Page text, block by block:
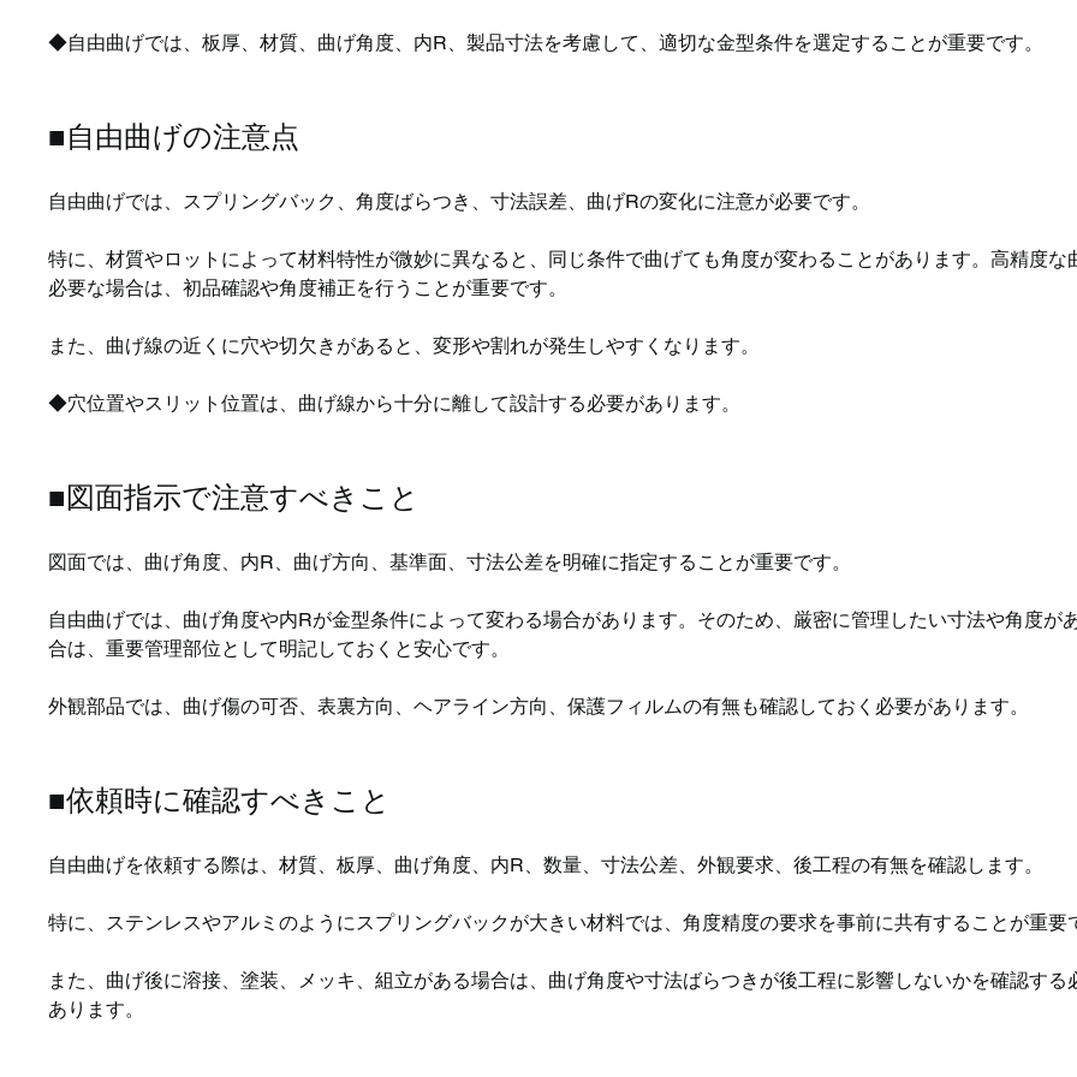
◆自由曲げでは、板厚、材質、曲げ角度、内R、製品寸法を考慮して、適切な金型条件を選定することが重要です。
■自由曲げの注意点
自由曲げでは、スプリングバック、角度ばらつき、寸法誤差、曲げRの変化に注意が必要です。
特に、材質やロットによって材料特性が微妙に異なると、同じ条件で曲げても角度が変わることがあります。高精度な
必要な場合は、初品確認や角度補正を行うことが重要です。
また、曲げ線の近くに穴や切欠きがあると、変形や割れが発生しやすくなります。
◆穴位置やスリット位置は、曲げ線から十分に離して設計する必要があります。
■図面指示で注意すべきこと
図面では、曲げ角度、内R、曲げ方向、基準面、寸法公差を明確に指定することが重要です。
自由曲げでは、曲げ角度や内Rが金型条件によって変わる場合があります。そのため、厳密に管理したい寸法や角度が
合は、重要管理部位として明記しておくと安心です。
外観部品では、曲げ傷の可否、表裏方向、ヘアライン方向、保護フィルムの有無も確認しておく必要があります。
■依頼時に確認すべきこと
自由曲げを依頼する際は、材質、板厚、曲げ角度、内R、数量、寸法公差、外観要求、後工程の有無を確認します。
特に、ステンレスやアルミのようにスプリングバックが大きい材料では、角度精度の要求を事前に共有することが重要
また、曲げ後に溶接、塗装、メッキ、組立がある場合は、曲げ角度や寸法ばらつきが後工程に影響しないかを確認する
あります。